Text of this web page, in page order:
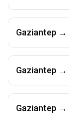
Gaziantep →
Gaziantep →
Gaziantep →